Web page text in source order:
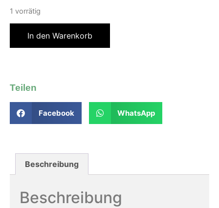
1 vorrätig
In den Warenkorb
Teilen
Facebook WhatsApp
Beschreibung
Beschreibung